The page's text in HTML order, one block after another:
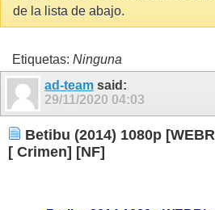
de la lista de abajo.
Etiquetas: Ninguna
ad-team said:
29/11/2020 04:03
Betibu (2014) 1080p
[ Crimen] [NF]